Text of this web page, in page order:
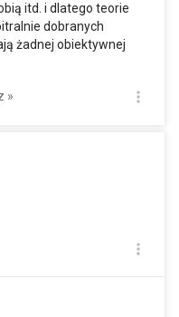
itd. i dlatego teorie
dobranych
żadnej obiektywnej
»